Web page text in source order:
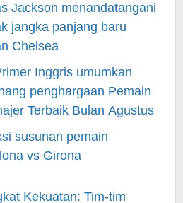
Jackson menandatangani
jangka panjang baru
Chelsea
Inggris umumkan
penghargaan Pemain
Terbaik Bulan Agustus
susunan pemain
vs Girona
Kekuatan: Tim-tim